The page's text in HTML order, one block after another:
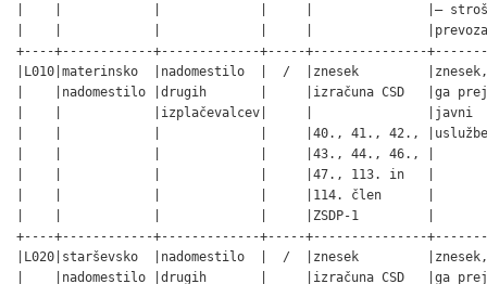
|    |            |             |     |               |–
|    |            |             |     |
+----+------------+-------------+-----+---------------
|L010|materinsko  |nadomestilo  |  /  |znesek
|    |nadomestilo |drugih       |     |izračuna CSD   |ga
|    |            |izplačevalcev|     |
|    |            |             |     |40., 41., 42.,
|    |            |             |     |43., 44., 46., |
|    |            |             |     |47., 113. in   |
|    |            |             |     |114. člen      |
|    |            |             |     |ZSDP-1         |
+----+------------+-------------+-----+---------------
|L020|starševsko  |nadomestilo  |  /  |znesek
|    |nadomestilo |drugih       |     |izračuna CSD   |ga